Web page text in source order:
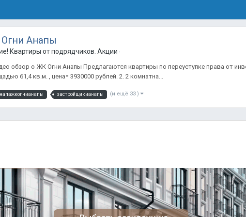
Анапы
Квартиры от подрядчиков. Акции от застройщиков. Только лучшие
обзор о ЖК Огни Анапы Предлагаются квартиры по переуступке права от
61,4 кв.м. , цена= 3930000 рублей. 2. 2 комнатна...
застройщикианапы (и ещё 33 )